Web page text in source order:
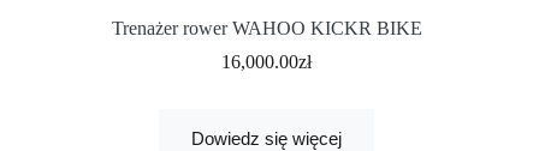
Trenażer rower WAHOO KICKR BIKE
16,000.00zł
Dowiedz się więcej